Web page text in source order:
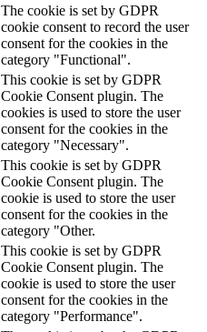
The cookie is set by GDPR
cookie consent to record the user
consent for the cookies in the
category "Functional".
This cookie is set by GDPR
Cookie Consent plugin. The
cookies is used to store the user
consent for the cookies in the
category "Necessary".
This cookie is set by GDPR
Cookie Consent plugin. The
cookie is used to store the user
consent for the cookies in the
category "Other.
This cookie is set by GDPR
Cookie Consent plugin. The
cookie is used to store the user
consent for the cookies in the
category "Performance".